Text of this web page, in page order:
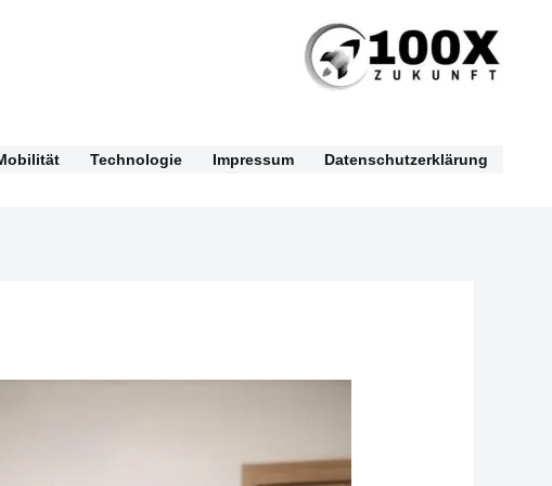
Technologie Impressum Datenschutzerklärung